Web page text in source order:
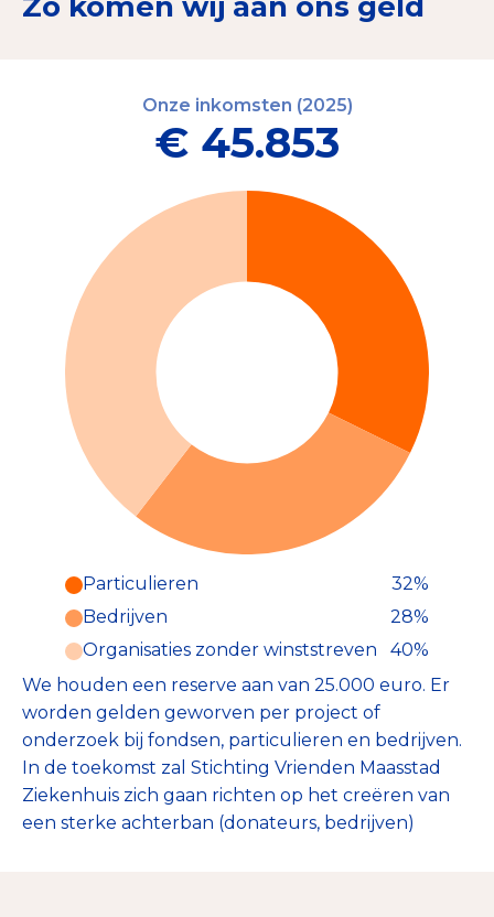
Onze inkomsten (2025)
€ 45.853
Particulieren (32%)
Deze inkomsten zijn als volgt
onderverdeeld:
Particulieren
32%
Bedrijven
28%
Organisaties zonder winststreven
40%
We houden een reserve aan van 25.000 euro. Er
worden gelden geworven per project of
onderzoek bij fondsen, particulieren en bedrijven.
In de toekomst zal Stichting Vrienden Maasstad
Ziekenhuis zich gaan richten op het creëren van
een sterke achterban (donateurs, bedrijven)